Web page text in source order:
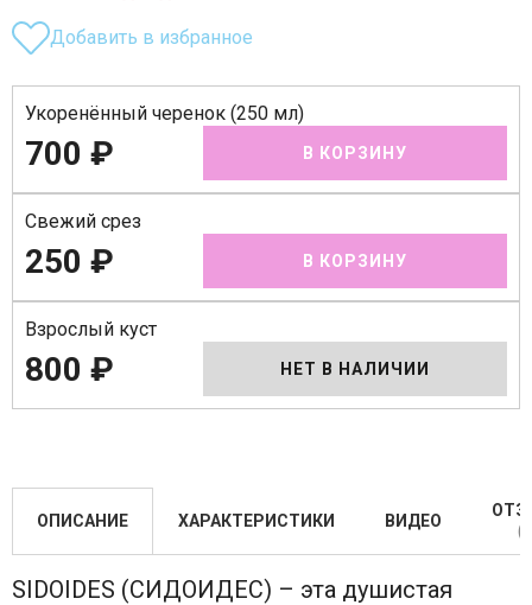
Добавить в избранное
Укоренённый черенок (250 мл)
700 ₽ В КОРЗИНУ
Свежий срез
250 ₽ В КОРЗИНУ
Взрослый куст
800 ₽ НЕТ В НАЛИЧИИ
ОПИСАНИЕ ХАРАКТЕРИСТИКИ ВИДЕО
SIDOIDES (СИДОИДЕС) – эта душистая